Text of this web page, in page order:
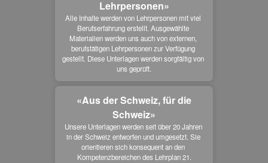
Lehrpersonen»
Alle Inhalte werden von Lehrpersonen mit viel
Berufserfahrung erstellt. Ausgewählte
Materialien werden uns auch von externen,
berufstätigen Lehrpersonen zur Verfügung
gestellt. Diese Unterlagen werden sorgfältig von
uns geprüft.
«Aus der Schweiz, für die
Schweiz»
Unsere Unterlagen werden seit über 20 Jahren
in der Schweiz entworfen und umgesetzt. Sie
orientieren sich konsequent an den
Kompetenzbereichen des Lehrplan 21.